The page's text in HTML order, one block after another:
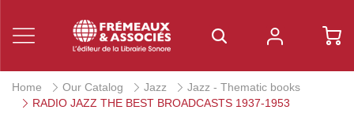
Home Our Catalog Jazz
Jazz - Thematic books
RADIO JAZZ THE BEST BROADCASTS 1937-1953